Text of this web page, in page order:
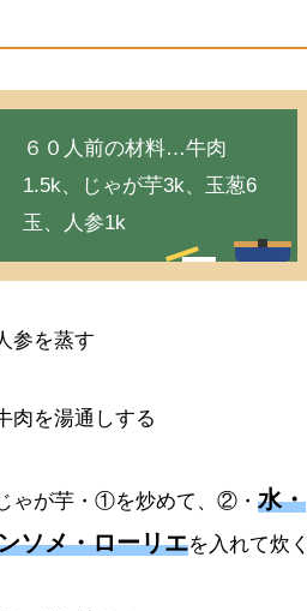
６０人前の材料…牛肉
1.5k、じゃが芋3k、玉葱6
玉、人参1k
参を蒸す
肉を湯通しする
ゃが芋・①を炒めて、②・水・
ソメ・ローリエを入れて炊く